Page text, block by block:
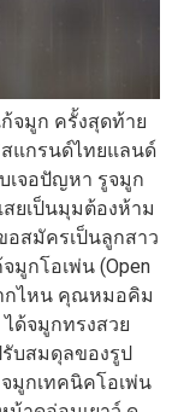
ก้จมูก ครั้งสุดท้าย
แกรนด์ไทยแลนด์
เจอปัญหา รูจมูก
สยเป็นมุมต้องห้าม
สมัครเป็นลูกสาว
กโอเพ่น (Open
กไหน คุณหมอคิม
ด้จมูกทรงสวย
บสมดุลของรูป
มูกเทคนิคโอเพ่น